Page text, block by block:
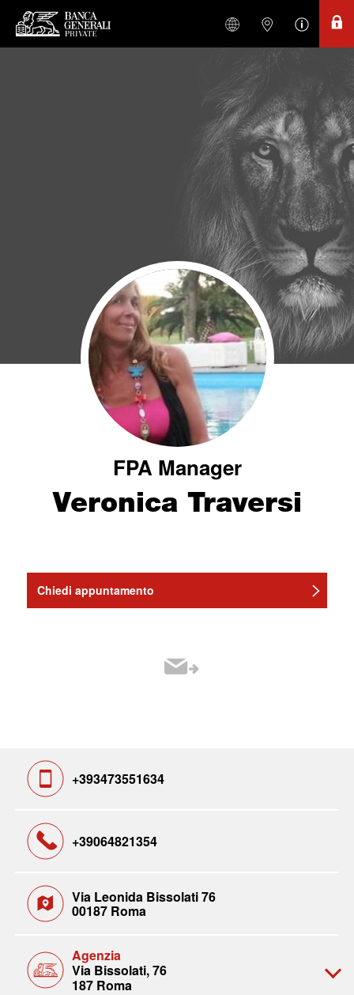
FPA Manager
Veronica Traversi
Chiedi appuntamento
+393473551634
+39064821354
Via Leonida Bissolati 76
00187 Roma
Agenzia
Via Bissolati, 76
187 Roma